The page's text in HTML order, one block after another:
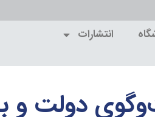
انتشارات
دولت